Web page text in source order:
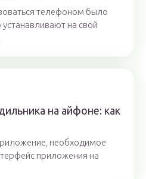
телефоном было
на свой
на айфоне: как
необходимое
приложения на